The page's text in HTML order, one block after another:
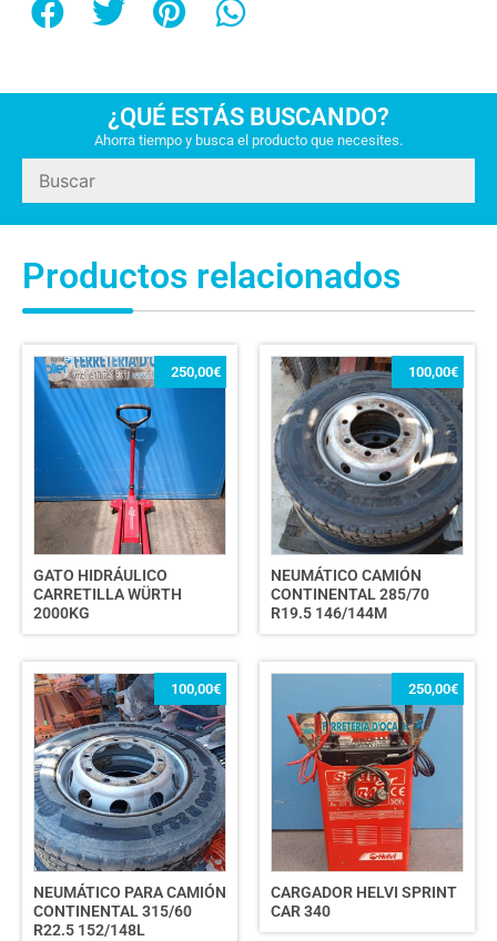
¿QUÉ ESTÁS BUSCANDO?
Ahorra tiempo y busca el producto que necesites.
Productos relacionados
GATO HIDRÁULICO
CARRETILLA WÜRTH
2000KG
250,00€
NEUMÁTICO CAMIÓN
CONTINENTAL 285/70
R19.5 146/144M
100,00€
NEUMÁTICO PARA CAMIÓN
CONTINENTAL 315/60
R22.5 152/148L
100,00€
CARGADOR HELVI SPRINT
CAR 340
250,00€